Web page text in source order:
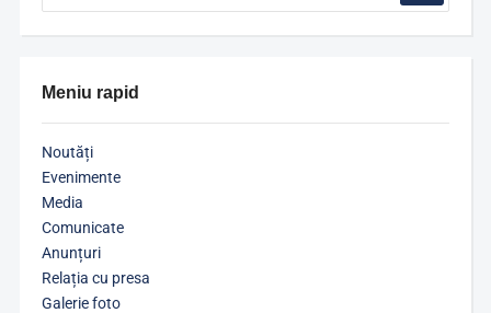
Meniu rapid
Noutăți
Evenimente
Media
Comunicate
Anunțuri
Relația cu presa
Galerie foto